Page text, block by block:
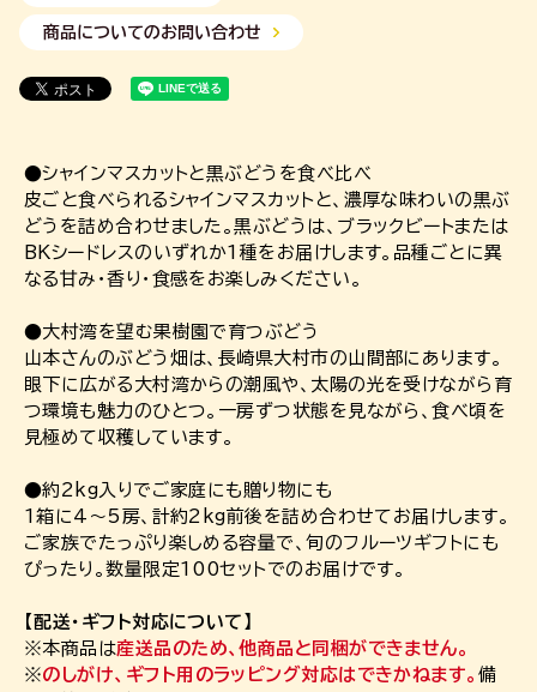
商品についてのお問い合わせ
●シャインマスカットと黒ぶどうを食べ比べ
皮ごと食べられるシャインマスカットと、濃厚な味わいの黒ぶ
どうを詰め合わせました。黒ぶどうは、ブラックビートまたは
BKシードレスのいずれか1種をお届けします。品種ごとに異
なる甘み・香り・食感をお楽しみください。
●大村湾を望む果樹園で育つぶどう
山本さんのぶどう畑は、長崎県大村市の山間部にあります。
眼下に広がる大村湾からの潮風や、太陽の光を受けながら育
つ環境も魅力のひとつ。一房ずつ状態を見ながら、食べ頃を
見極めて収穫しています。
●約2kg入りでご家庭にも贈り物にも
1箱に4～5房、計約2kg前後を詰め合わせてお届けします。
ご家族でたっぷり楽しめる容量で、旬のフルーツギフトにも
ぴったり。数量限定100セットでのお届けです。
【配送・ギフト対応について】
※本商品は産送品のため、他商品と同梱ができません。
※のしがけ、ギフト用のラッピング対応はできかねます。 備